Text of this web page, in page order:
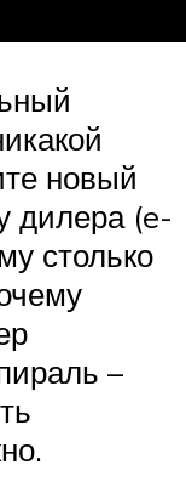
новый
дилера (e-
столько
–